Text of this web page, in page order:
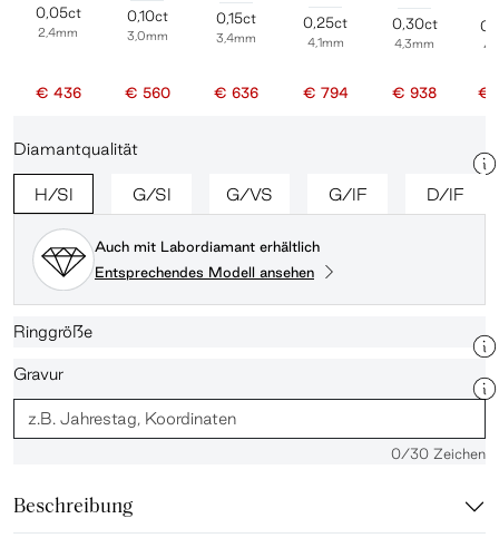
0,05ct
2,4mm
€ 436
0,10ct
3,0mm
€ 560
0,15ct
3,4mm
€ 636
0,25ct
4,1mm
€ 794
0,30ct
4,3mm
€ 938 €
Diamantqualität
H/SI G/SI G/VS G/IF D/IF
Auch mit Labordiamant erhältlich
Entsprechendes Modell ansehen
Ringgröße
Gravur
0/30 Zeichen
Beschreibung